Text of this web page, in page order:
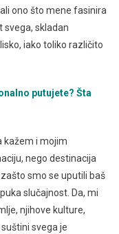
ono što mene fasinira
skladan
iako toliko različito
putujete? Šta
kažem i mojim
nego destinacija
zašto smo se uputili baš
slučajnost. Da, mi
njihove kulture,
svega je